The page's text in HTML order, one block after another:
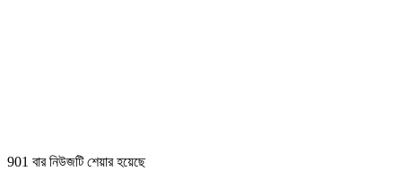
901 বার নিউজটি শেয়ার হয়েছে